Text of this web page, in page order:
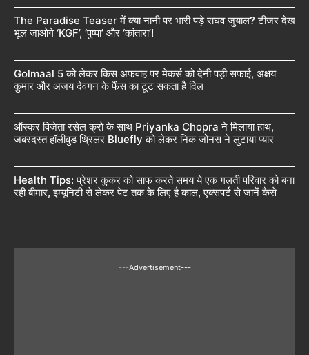
The Paradise Teaser में क्या नानी पर भारी पड़े राघव जुयाल? टीजर देख
भूल जाओगे ‘KGF’, ‘पुष्पा’ और ‘कांतारा’!
Golmaal 5 को लेकर किस अफवाह पर मेकर्स को देनी पड़ी सफाई, अक्षय
कुमार और अजय देवगन के फैंस का टूट सकता है दिल
ऑस्कर विजेता रसेल क्रो के साथ Priyanka Chopra ने मिलाया हाथ,
जबरदस्त हॉलीवुड थ्रिलर Bluefly को लेकर निक जोनस ने लुटाया प्यार
Health Tips: प्रेशर कुकर को साफ करते समय ये एक गलती परिवार को बना
रही बीमार, इम्यूनिटी से लेकर पेट तक के लिए है काल, एक्सपर्ट से जानें कैसे
---Advertisement---